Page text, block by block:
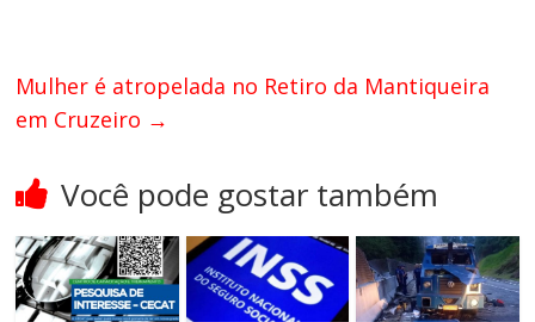
Mulher é atropelada no Retiro da Mantiqueira
em Cruzeiro →
Você pode gostar também